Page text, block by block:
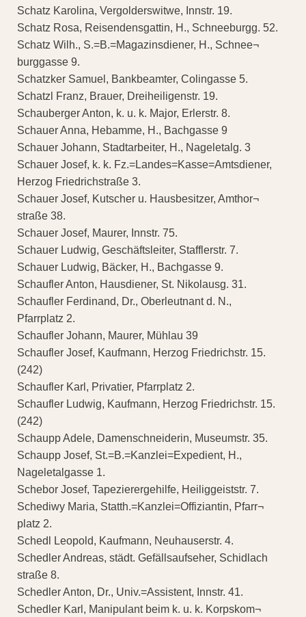
Schatz Karolina, Vergolderswitwe, Innstr. 19.
Schatz Rosa, Reisendensgattin, H., Schneeburgg. 52.
Schatz Wilh., S.=B.=Magazinsdiener, H., Schnee¬
burggasse 9.
Schatzker Samuel, Bankbeamter, Colingasse 5.
Schatzl Franz, Brauer, Dreiheiligenstr. 19.
Schauberger Anton, k. u. k. Major, Erlerstr. 8.
Schauer Anna, Hebamme, H., Bachgasse 9
Schauer Johann, Stadtarbeiter, H., Nageletalg. 3
Schauer Josef, k. k. Fz.=Landes=Kasse=Amtsdiener,
Herzog Friedrichstraße 3.
Schauer Josef, Kutscher u. Hausbesitzer, Amthor¬
straße 38.
Schauer Josef, Maurer, Innstr. 75.
Schauer Ludwig, Geschäftsleiter, Stafflerstr. 7.
Schauer Ludwig, Bäcker, H., Bachgasse 9.
Schaufler Anton, Hausdiener, St. Nikolausg. 31.
Schaufler Ferdinand, Dr., Oberleutnant d. N.,
Pfarrplatz 2.
Schaufler Johann, Maurer, Mühlau 39
Schaufler Josef, Kaufmann, Herzog Friedrichstr. 15.
(242)
Schaufler Karl, Privatier, Pfarrplatz 2.
Schaufler Ludwig, Kaufmann, Herzog Friedrichstr. 15.
(242)
Schaupp Adele, Damenschneiderin, Museumstr. 35.
Schaupp Josef, St.=B.=Kanzlei=Expedient, H.,
Nageletalgasse 1.
Schebor Josef, Tapezierergehilfe, Heiliggeiststr. 7.
Schediwy Maria, Statth.=Kanzlei=Offiziantin, Pfarr¬
platz 2.
Schedl Leopold, Kaufmann, Neuhauserstr. 4.
Schedler Andreas, städt. Gefällsaufseher, Schidlach
straße 8.
Schedler Anton, Dr., Univ.=Assistent, Innstr. 41.
Schedler Karl, Manipulant beim k. u. k. Korpskom¬